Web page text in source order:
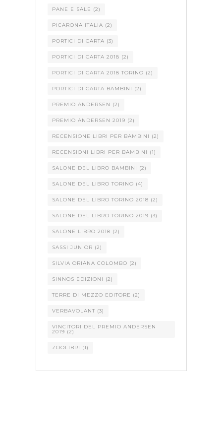
PANE E SALE (2)
PICARONA ITALIA (2)
PORTICI DI CARTA (3)
PORTICI DI CARTA 2018 (2)
PORTICI DI CARTA 2018 TORINO (2)
PORTICI DI CARTA BAMBINI (2)
PREMIO ANDERSEN (2)
PREMIO ANDERSEN 2019 (2)
RECENSIONE LIBRI PER BAMBINI (2)
RECENSIONI LIBRI PER BAMBINI (1)
SALONE DEL LIBRO BAMBINI (2)
SALONE DEL LIBRO TORINO (4)
SALONE DEL LIBRO TORINO 2018 (2)
SALONE DEL LIBRO TORINO 2019 (3)
SALONE LIBRO 2018 (2)
SASSI JUNIOR (2)
SILVIA ORIANA COLOMBO (2)
SINNOS EDIZIONI (2)
TERRE DI MEZZO EDITORE (2)
VERBAVOLANT (3)
VINCITORI DEL PREMIO ANDERSEN
2019 (2)
ZOOLIBRI (1)